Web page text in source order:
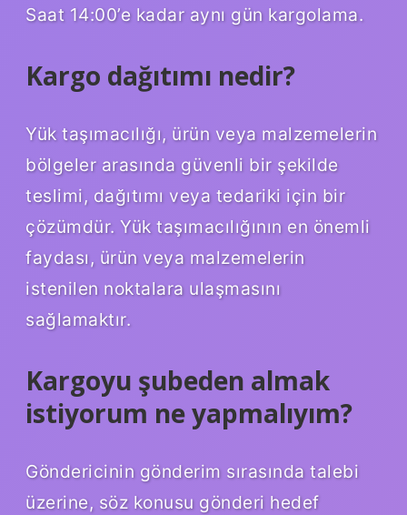
Saat 14:00’e kadar aynı gün kargolama.
Kargo dağıtımı nedir?
Yük taşımacılığı, ürün veya malzemelerin
bölgeler arasında güvenli bir şekilde
teslimi, dağıtımı veya tedariki için bir
çözümdür. Yük taşımacılığının en önemli
faydası, ürün veya malzemelerin
istenilen noktalara ulaşmasını
sağlamaktır.
Kargoyu şubeden almak
istiyorum ne yapmalıyım?
Göndericinin gönderim sırasında talebi
üzerine, söz konusu gönderi hedef